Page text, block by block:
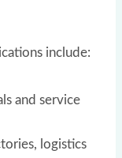
include:
and service
logistics